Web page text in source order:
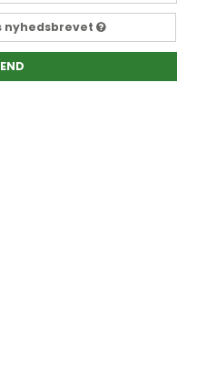
nyhedsbrevet